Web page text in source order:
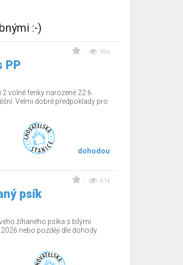
:-)
96x
PP
volné fenky narozené 22.6..
Velmi dobré předpoklady pro
dohodou
61x
psík
žíhaného psíka s bílými
nebo později dle dohody.